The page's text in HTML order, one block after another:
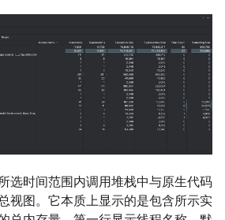
选时间范围内调用堆栈中与原生代码
视图。它本质上显示的是包含所示实